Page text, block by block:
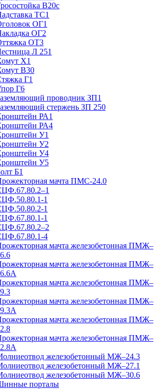
В20с
ТС1
ОГ1
ОГ2
ОТ3
Л 251
Х1
В30
Г1
Г6
проводник ЗП1
стержень ЗП 250
РА1
РА4
У1
У2
У4
У5
Б1
мачта ПМС-24.0
1
1
1
4
мачта железобетонная ПМЖ–
мачта железобетонная ПМЖ–
мачта железобетонная ПМЖ–
мачта железобетонная ПМЖ–
мачта железобетонная ПМЖ–
мачта железобетонная ПМЖ–
железобетонный МЖ–24.3
железобетонный МЖ–27.1
железобетонный МЖ–30.6
порталы